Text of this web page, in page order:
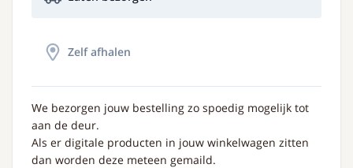
Zelf afhalen
We bezorgen jouw bestelling zo spoedig mogelijk tot
aan de deur.
Als er digitale producten in jouw winkelwagen zitten
dan worden deze meteen gemaild.